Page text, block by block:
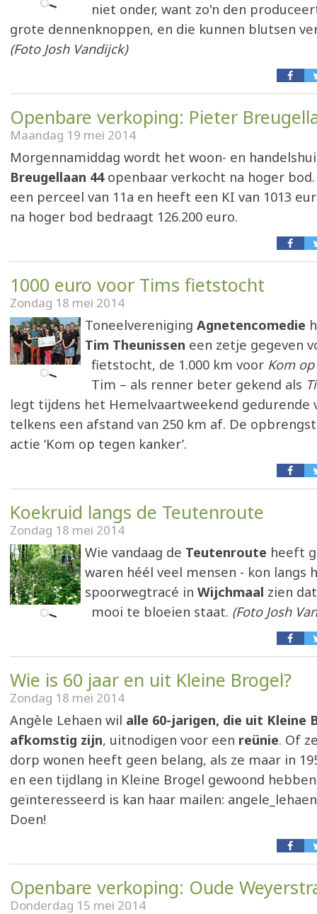
niet onder, want zo'n den
grote dennenknoppen, en die kunnen blutsen
(Foto Josh Vandijck)
Openbare verkoping: Pieter
Maandag 19 mei 2014
Morgennamiddag wordt het woon- en
Breugellaan 44openbaar verkocht na hoger
een perceel van 11a en heeft een KI van 1013
na hoger bod bedraagt 126.200 euro.
1000 euro voor Tims fietstocht
Zondag 18 mei 2014
Toneelvereniging Agnetencomedie
Tim Theunissen een zetje gegeven
fietstocht, de 1.000 km voor Kom
Tim – als renner beter gekend als
legt tijdens het Hemelvaartweekend gedurende
telkens een afstand van 250 km af. De
actie ‘Kom op tegen kanker’.
Koekruid langs de Teutenroute
Zondag 18 mei 2014
Wie vandaag de Teutenroute heeft
waren héél veel mensen - kon langs
spoorwegtracé in Wijchmaal zien
mooi te bloeien staat. (Foto Josh
Wie is 60 jaar en uit Kleine Brogel?
Zondag 18 mei 2014
Angèle Lehaen wil alle 60-jarigen, die uit Kleine
afkomstig zijn, uitnodigen voor een reünie. Of
dorp wonen heeft geen belang, als ze maar in
en een tijdlang in Kleine Brogel gewoond
geïnteresseerd is kan haar mailen: angele_lehaen
Doen!
Openbare verkoping: Oude
Donderdag 15 mei 2014